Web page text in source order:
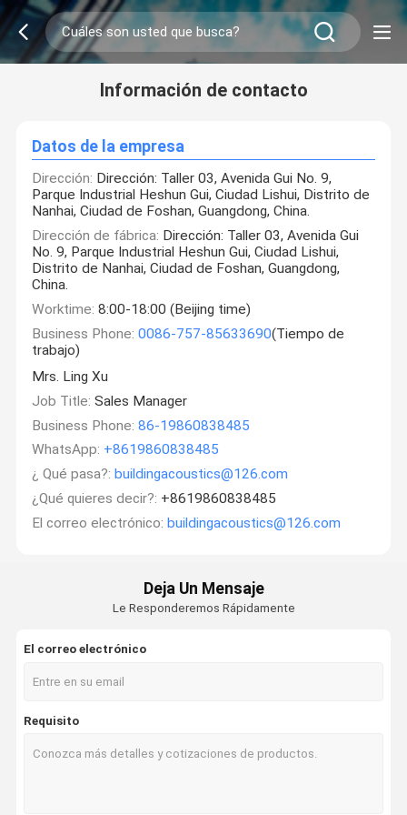
Información de contacto
Datos de la empresa
Dirección: Dirección: Taller 03, Avenida Gui No. 9,
Parque Industrial Heshun Gui, Ciudad Lishui, Distrito de
Nanhai, Ciudad de Foshan, Guangdong, China.
Dirección de fábrica: Dirección: Taller 03, Avenida Gui
No. 9, Parque Industrial Heshun Gui, Ciudad Lishui,
Distrito de Nanhai, Ciudad de Foshan, Guangdong,
China.
Worktime: 8:00-18:00 (Beijing time)
Business Phone: 0086-757-85633690(Tiempo de
trabajo)
Mrs. Ling Xu
Job Title: Sales Manager
Business Phone: 86-19860838485
WhatsApp: +8619860838485
¿ Qué pasa?: buildingacoustics@126.com
¿Qué quieres decir?: +8619860838485
El correo electrónico: buildingacoustics@126.com
Deja Un Mensaje
Le Responderemos Rápidamente
El correo electrónico
Requisito